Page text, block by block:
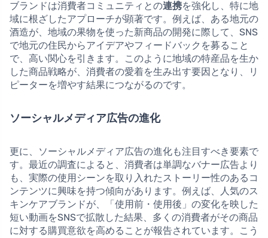
ブランドは消費者コミュニティとの連携を強化し、特に地
域に根ざしたアプローチが顕著です。例えば、ある地元の
酒造が、地域の果物を使った新商品の開発に際して、SNS
で地元の住民からアイデアやフィードバックを募ること
で、高い関心を引きます。このように地域の特産品を生か
した商品戦略が、消費者の愛着を生み出す要因となり、リ
ピーターを増やす結果につながるのです。
ソーシャルメディア広告の進化
更に、ソーシャルメディア広告の進化も注目すべき要素で
す。最近の調査によると、消費者は単調なバナー広告より
も、実際の使用シーンを取り入れたストーリー性のあるコ
ンテンツに興味を持つ傾向があります。例えば、人気のス
キンケアブランドが、「使用前・使用後」の変化を映した
短い動画をSNSで拡散した結果、多くの消費者がその商品
に対する購買意欲を高めることが報告されています。こう